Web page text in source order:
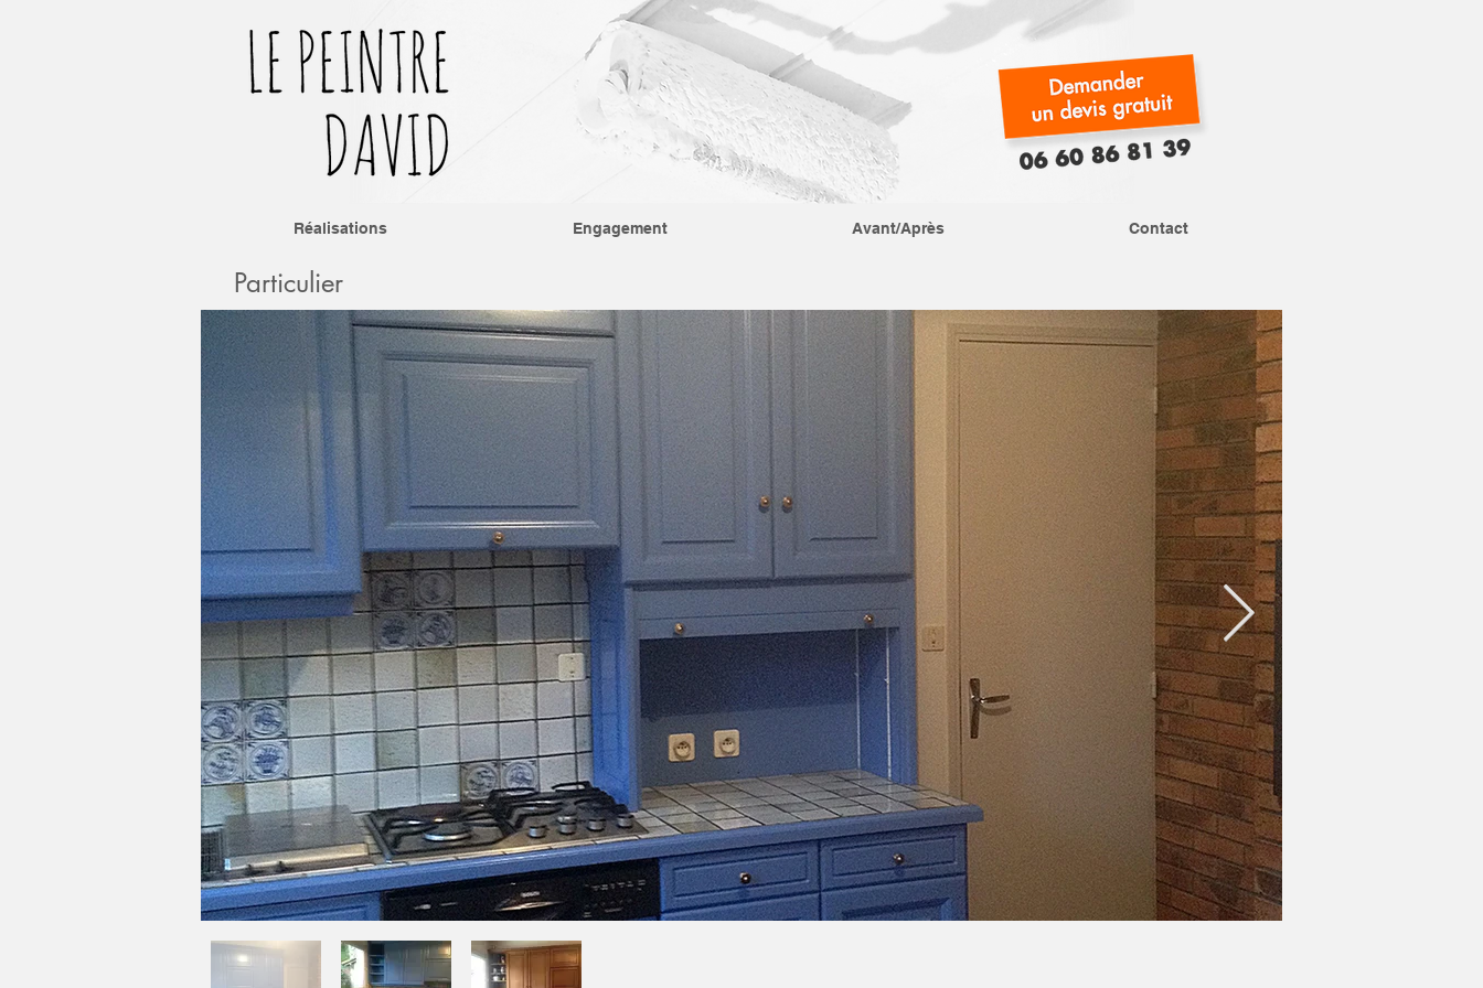
Réalisations Engagement Avant/Après Contact
Particulier